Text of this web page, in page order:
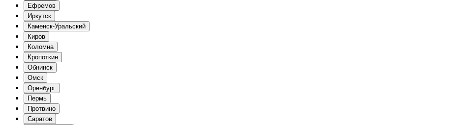
Ефремов
Иркутск
Каменск-Уральский
Киров
Коломна
Кропоткин
Обнинск
Омск
Оренбург
Пермь
Протвино
Саратов